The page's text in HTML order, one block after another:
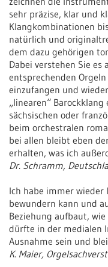
sehr präzise, klar und
Klangkombinationen
natürlich und
dem dazu gehörigen
Dabei verstehen Sie es
entsprechenden
einzufangen und
„linearen“
sächsischen oder
beim orchestralen
bei allen bleibt eben
erhalten, was ich
Dr. Schramm,
Ich habe immer
bewundern kann und
Beziehung aufbaut,
dürfte in der medialen
Ausnahme sein und
K. Maier,